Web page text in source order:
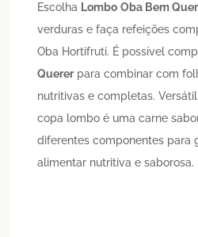
Escolha Lombo Oba Bem
verduras e faça refeições
Oba Hortifruti. É possível
Quererpara combinar com
nutritivas e completas.
copa lombo é uma carne
diferentes componentes para
alimentar nutritiva e saborosa.